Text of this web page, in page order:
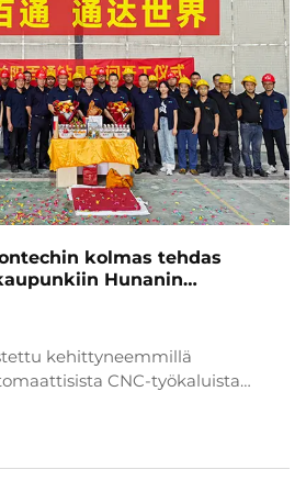
kolmas tehdas
Hunanin
kehittyneemmillä
CNC-työkaluista
täyttää
markkinoilla, lyhentää...